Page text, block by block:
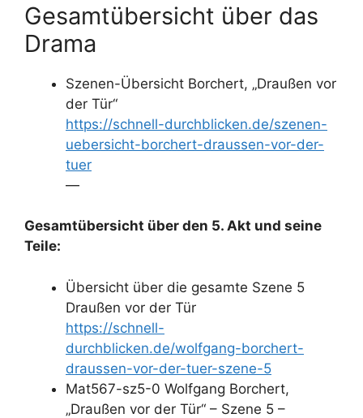
Gesamtübersicht über das
Drama
Szenen-Übersicht Borchert, „Draußen vor
der Tür“
https://schnell-durchblicken.de/szenen-
uebersicht-borchert-draussen-vor-der-
tuer
—
Gesamtübersicht über den 5. Akt und seine
Teile:
Übersicht über die gesamte Szene 5
Draußen vor der Tür
https://schnell-
durchblicken.de/wolfgang-borchert-
draussen-vor-der-tuer-szene-5
Mat567-sz5-0 Wolfgang Borchert,
„Draußen vor der Tür“ – Szene 5 –